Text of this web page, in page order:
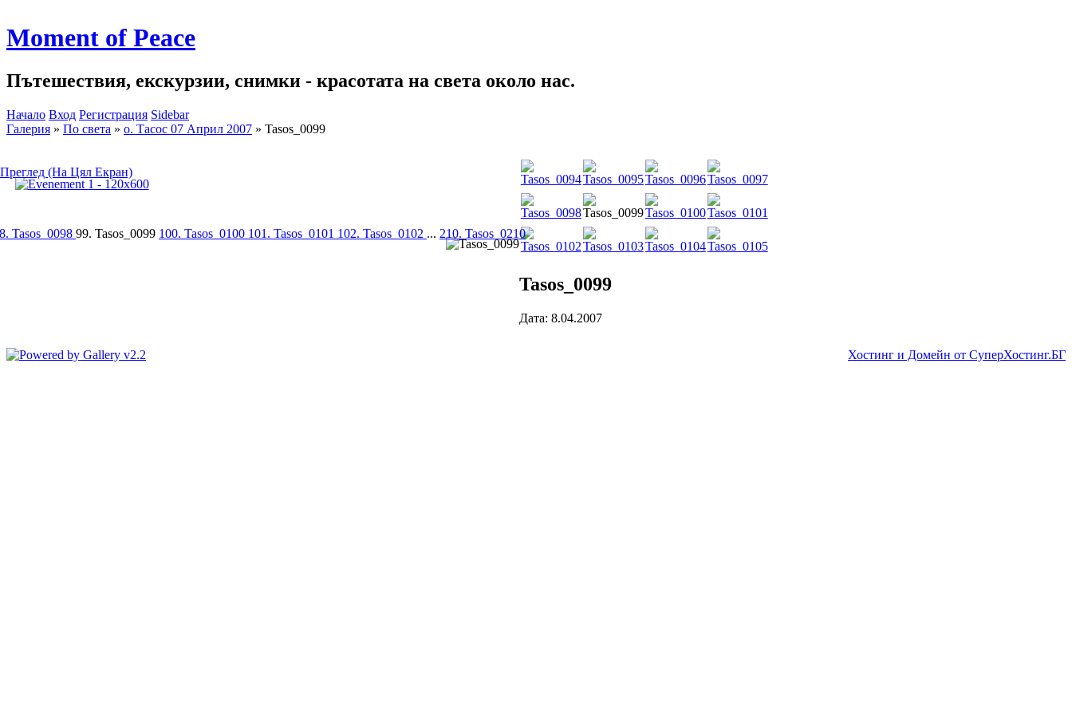
Moment of Peace
Пътешествия, екскурзии, снимки - красотата на света около нас.
Начало Вход Регистрация Sidebar
Галерия » По света » о. Тасос 07 Април 2007 » Tasos_0099
Tasos_0099
Дата: 8.04.2007
Преглед (На Цял Екран)
Tasos_0098 99. Tasos_0099 100. Tasos_0100 101. Tasos_0101 102. Tasos_0102 ... 210. Tasos_0210
Хостинг и Домейн от СуперХостинг.БГ